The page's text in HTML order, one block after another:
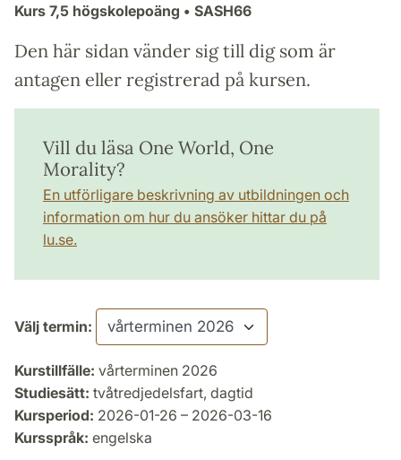
Kurs 7,5 högskolepoäng • SASH66
Den här sidan vänder sig till dig som är
antagen eller registrerad på kursen.
Vill du läsa One World, One
Morality?
En utförligare beskrivning av utbildningen och
information om hur du ansöker hittar du på
lu.se.
Välj termin:
Kurstillfälle: vårterminen 2026
Studiesätt: tvåtredjedelsfart, dagtid
Kursperiod: 2026-01-26 – 2026-03-16
Kursspråk: engelska